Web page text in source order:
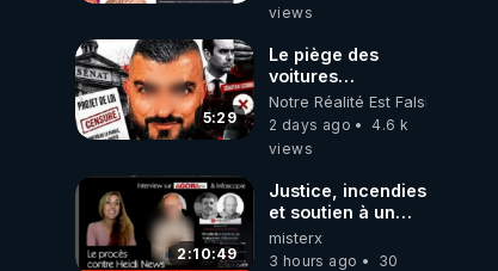
ils ont juste omis
views
5:29
Le piège des
voitures
électriques se
referme sur les
usagers !
Notre Réalité Est Falsifiée Et
2 days ago
4.6 k
views
2:10:49
Justice, incendies
et soutien à un
éleveur en
difficulté
misterx
3 hours ago
30